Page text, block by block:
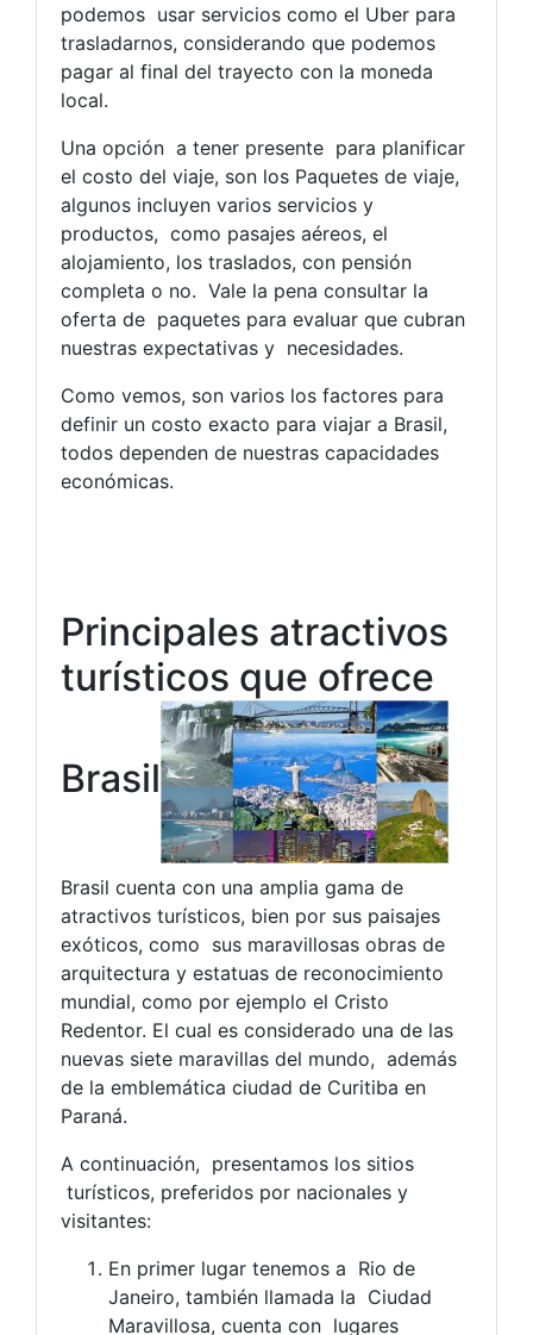
podemos usar servicios como el Uber para
trasladarnos, considerando que podemos
pagar al final del trayecto con la moneda
local.
Una opción a tener presente para planificar
el costo del viaje, son los Paquetes de viaje,
algunos incluyen varios servicios y
productos, como pasajes aéreos, el
alojamiento, los traslados, con pensión
completa o no. Vale la pena consultar la
oferta de paquetes para evaluar que cubran
nuestras expectativas y necesidades.
Como vemos, son varios los factores para
definir un costo exacto para viajar a Brasil,
todos dependen de nuestras capacidades
económicas.
Principales atractivos
turísticos que ofrece
Brasil
Brasil cuenta con una amplia gama de
atractivos turísticos, bien por sus paisajes
exóticos, como sus maravillosas obras de
arquitectura y estatuas de reconocimiento
mundial, como por ejemplo el Cristo
Redentor. El cual es considerado una de las
nuevas siete maravillas del mundo, además
de la emblemática ciudad de Curitiba en
Paraná.
A continuación, presentamos los sitios
turísticos, preferidos por nacionales y
visitantes:
En primer lugar tenemos a Rio de
Janeiro, también llamada la Ciudad
Maravillosa, cuenta con lugares